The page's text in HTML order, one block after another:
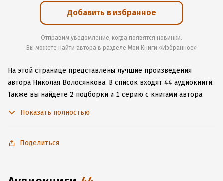
Добавить в избранное
Отправим уведомление, когда появятся новинки.
Вы можете найти автора в разделе Мои Книги «Избранное»
На этой странице представлены лучшие произведения
автора Николая Волосянкова. В список входят 44 аудиокниги.
Также вы найдете 2 подборки и 1 серию с книгами автора.
Android, чтобы не расставаться с любимыми произведениями
Показать полностью
Поделиться